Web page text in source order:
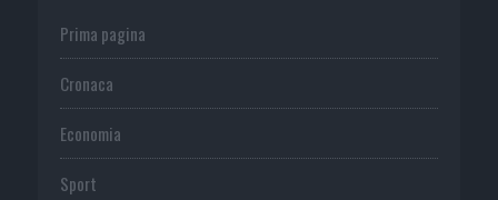
Prima pagina
Cronaca
Economia
Sport